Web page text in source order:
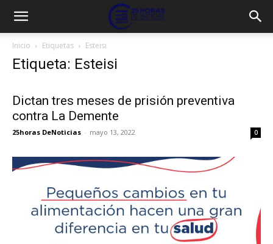
Inicio Etiquetas Esteisi
Etiqueta: Esteisi
Dictan tres meses de prisión preventiva
contra La Demente
25horas DeNoticias - mayo 13, 2022 0